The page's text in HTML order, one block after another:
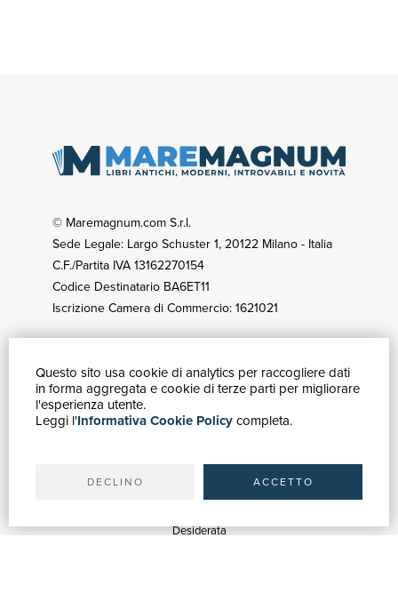
Questo sito usa cookie di analytics per raccogliere dati
in forma aggregata e cookie di terze parti per migliorare
l'esperienza utente.
Leggi l'Informativa Cookie Policycompleta.
DECLINO ACCETTO
© Maremagnum.com S.r.l.
Sede Legale: Largo Schuster 1, 20122 Milano - Italia
C.F./Partita IVA 13162270154
Codice Destinatario BA6ET11
Iscrizione Camera di Commercio: 1621021
GUIDA ACQUISTI
Catalogo
Ricerca avanzata
Spedizioni
Desiderata